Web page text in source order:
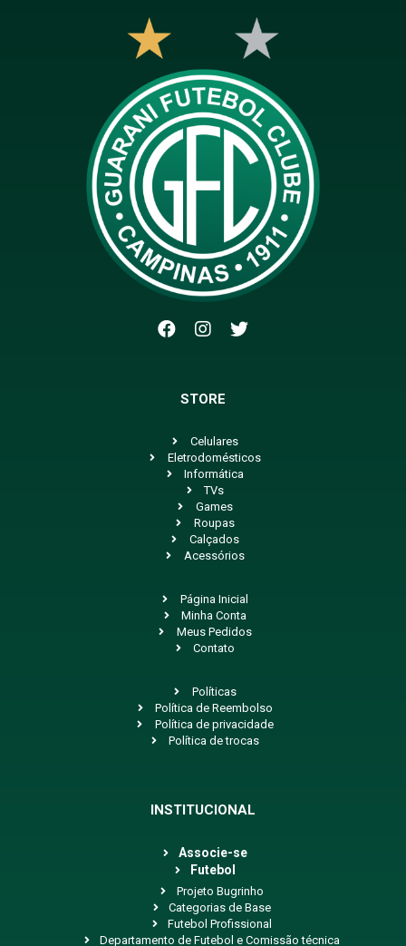
STORE
Celulares
Eletrodomésticos
Informática
TVs
Games
Roupas
Calçados
Acessórios
Página Inicial
Minha Conta
Meus Pedidos
Contato
Políticas
Política de Reembolso
Política de privacidade
Política de trocas
INSTITUCIONAL
Associe-se
Futebol
Projeto Bugrinho
Categorias de Base
Futebol Profissional
Departamento de Futebol e Comissão técnica